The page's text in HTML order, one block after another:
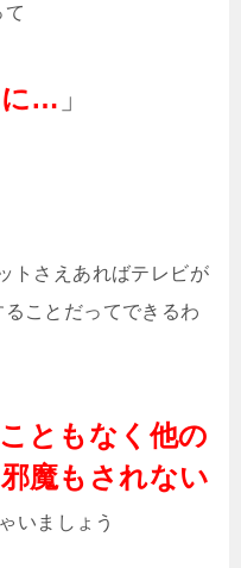
に… 」
トさえあればテレビが
ことだってできるわ
ともなく他の
魔もされない
いましょう